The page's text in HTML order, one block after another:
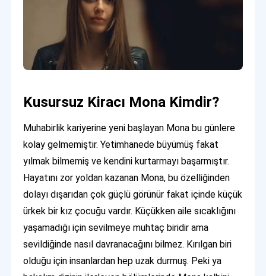
Kusursuz Kiracı Mona Kimdir?
Muhabirlik kariyerine yeni başlayan Mona bu günlere
kolay gelmemiştir. Yetimhanede büyümüş fakat
yılmak bilmemiş ve kendini kurtarmayı başarmıştır.
Hayatını zor yoldan kazanan Mona, bu özelliğinden
dolayı dışarıdan çok güçlü görünür fakat içinde küçük
ürkek bir kız çocuğu vardır. Küçükken aile sıcaklığını
yaşamadığı için sevilmeye muhtaç biridir ama
sevildiğinde nasıl davranacağını bilmez. Kırılgan biri
olduğu için insanlardan hep uzak durmuş. Peki ya